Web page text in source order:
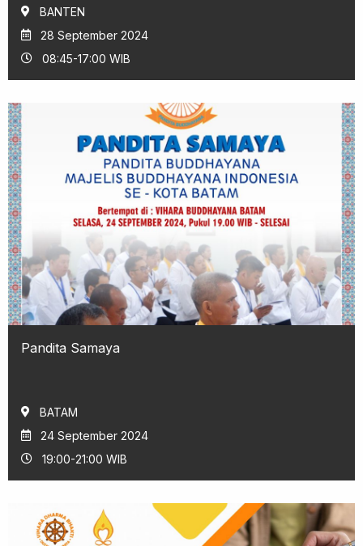
BANTEN
28 September 2024
08:45-17:00 WIB
Pandita Samaya
BATAM
24 September 2024
19:00-21:00 WIB